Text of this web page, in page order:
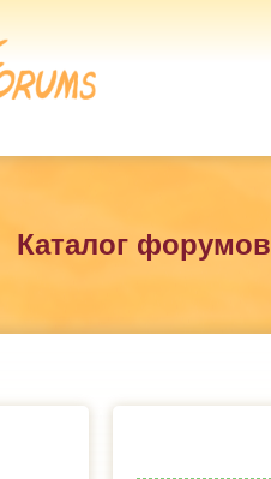
Каталог форумов